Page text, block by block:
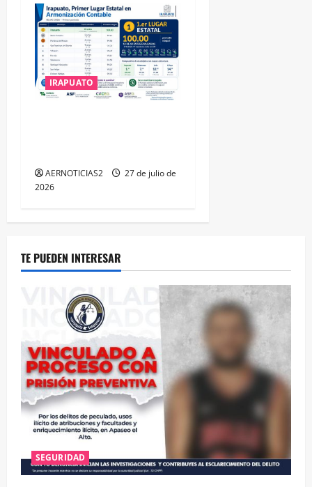
IRAPUATO
AERNOTICIAS2
27 de julio de
2026
TE PUEDEN INTERESAR
SEGURIDAD